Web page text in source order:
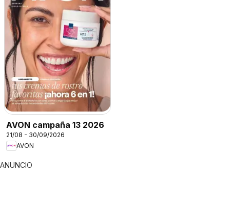
AVON campaña 13 2026
21/08 - 30/09/2026
AVON
ANUNCIO